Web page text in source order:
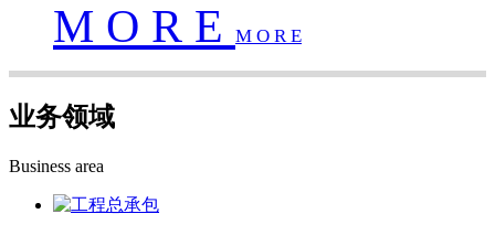
M O R E M O R E
业务领域
Business area